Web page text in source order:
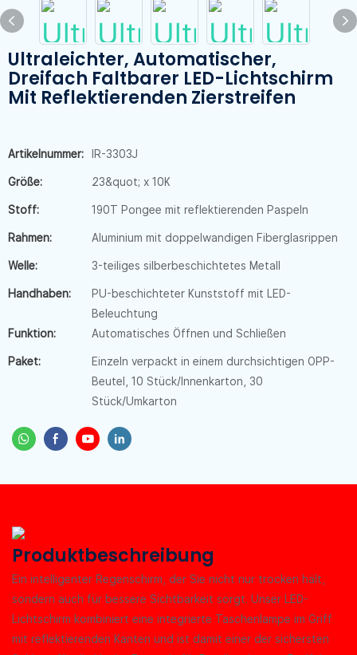
Ultraleichter, Automatischer,
Dreifach Faltbarer LED-Lichtschirm
Mit Reflektierenden Zierstreifen
Artikelnummer: IR-3303J
Größe: 23&quot; x 10K
Stoff: 190T Pongee mit reflektierenden Paspeln
Rahmen: Aluminium mit doppelwandigen Fiberglasrippen
Welle: 3-teiliges silberbeschichtetes Metall
Handhaben:
PU-beschichteter Kunststoff mit LED-
Beleuchtung
Funktion:
Automatisches Öffnen und Schließen
Paket:
Einzeln verpackt in einem durchsichtigen OPP-
Beutel, 10 Stück/Innenkarton, 30
Stück/Umkarton
Produktbeschreibung
Ein intelligenter Regenschirm, der Sie nicht nur trocken hält,
sondern auch für bessere Sichtbarkeit sorgt. Unser LED-
Lichtschirm kombiniert eine integrierte Taschenlampe im Griff
mit reflektierenden Kanten und ist damit einer der sichersten